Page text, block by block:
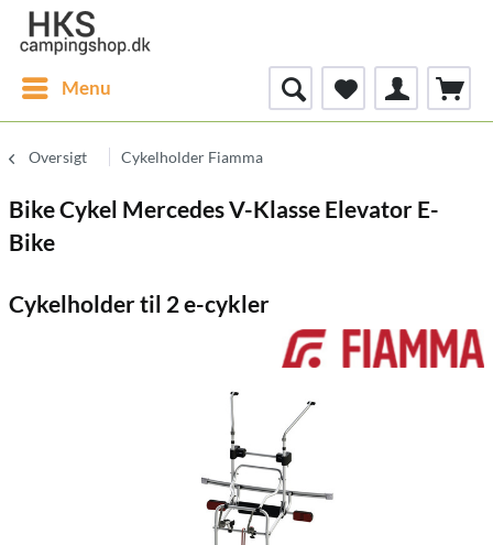
Menu
Oversigt Cykelholder Fiamma
Bike Cykel Mercedes V-Klasse Elevator E-
Bike
Cykelholder til 2 e-cykler